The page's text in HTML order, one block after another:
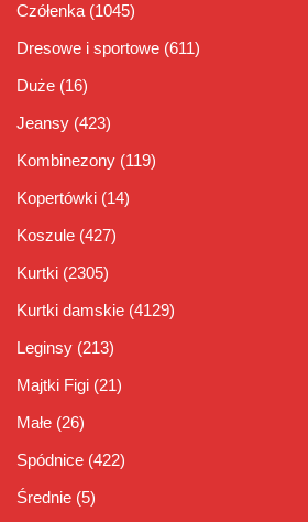
Czółenka (1045)
Dresowe i sportowe (611)
Duże (16)
Jeansy (423)
Kombinezony (119)
Kopertówki (14)
Koszule (427)
Kurtki (2305)
Kurtki damskie (4129)
Leginsy (213)
Majtki Figi (21)
Małe (26)
Spódnice (422)
Średnie (5)